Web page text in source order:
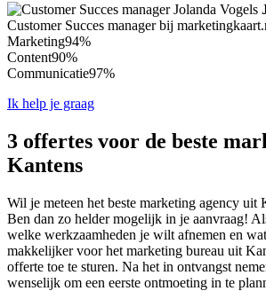
Customer Succes manager bij
Marketing94%
Content90%
Communicatie97%
Ik help je graag
3 offertes voor de beste
Kantens
Wil je meteen het beste marketing agency uit
Ben dan zo helder mogelijk in je aanvraag!
welke werkzaamheden je wilt afnemen en
makkelijker voor het marketing bureau uit
offerte toe te sturen. Na het in ontvangst
wenselijk om een eerste ontmoeting in te